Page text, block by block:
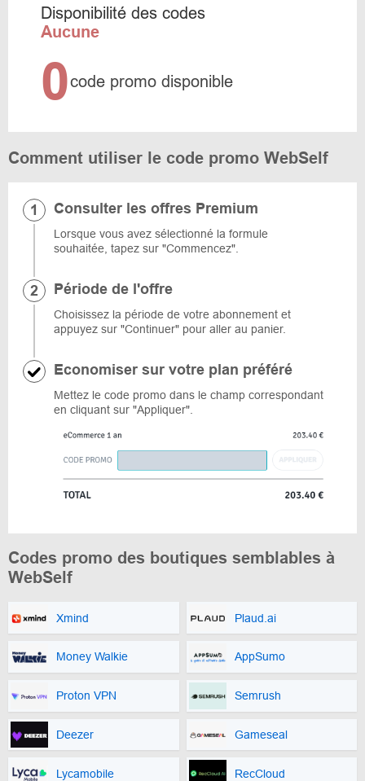
Disponibilité des codes
Aucune
0code promo disponible
Comment utiliser le code promo WebSelf
Consulter les offres Premium
Lorsque vous avez sélectionné la formule
souhaitée, tapez sur "Commencez".
Période de l'offre
Choisissez la période de votre abonnement et
appuyez sur "Continuer" pour aller au panier.
Economiser sur votre plan préféré
Mettez le code promo dans le champ correspondant
en cliquant sur "Appliquer".
Codes promo des boutiques semblables à
WebSelf
Xmind Plaud.ai
Money Walkie AppSumo
Proton VPN Semrush
Deezer Gameseal
Lycamobile RecCloud